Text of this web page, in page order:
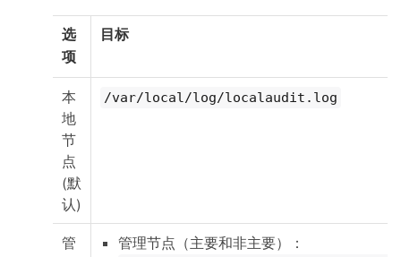
选
项
目标
本
地
节
点
(默
认)
/var/local/log/localaudit.log
管
管理节点（主要和非主要）：